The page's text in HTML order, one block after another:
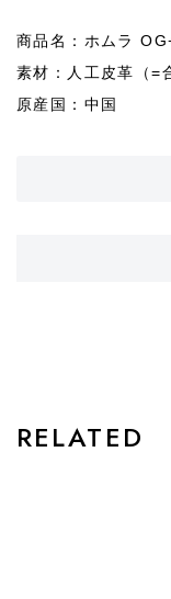
商品名：ホムラ
素材：人工皮革（=
原産国：中国
RELATED